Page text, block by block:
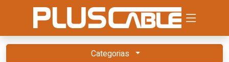
Categorias